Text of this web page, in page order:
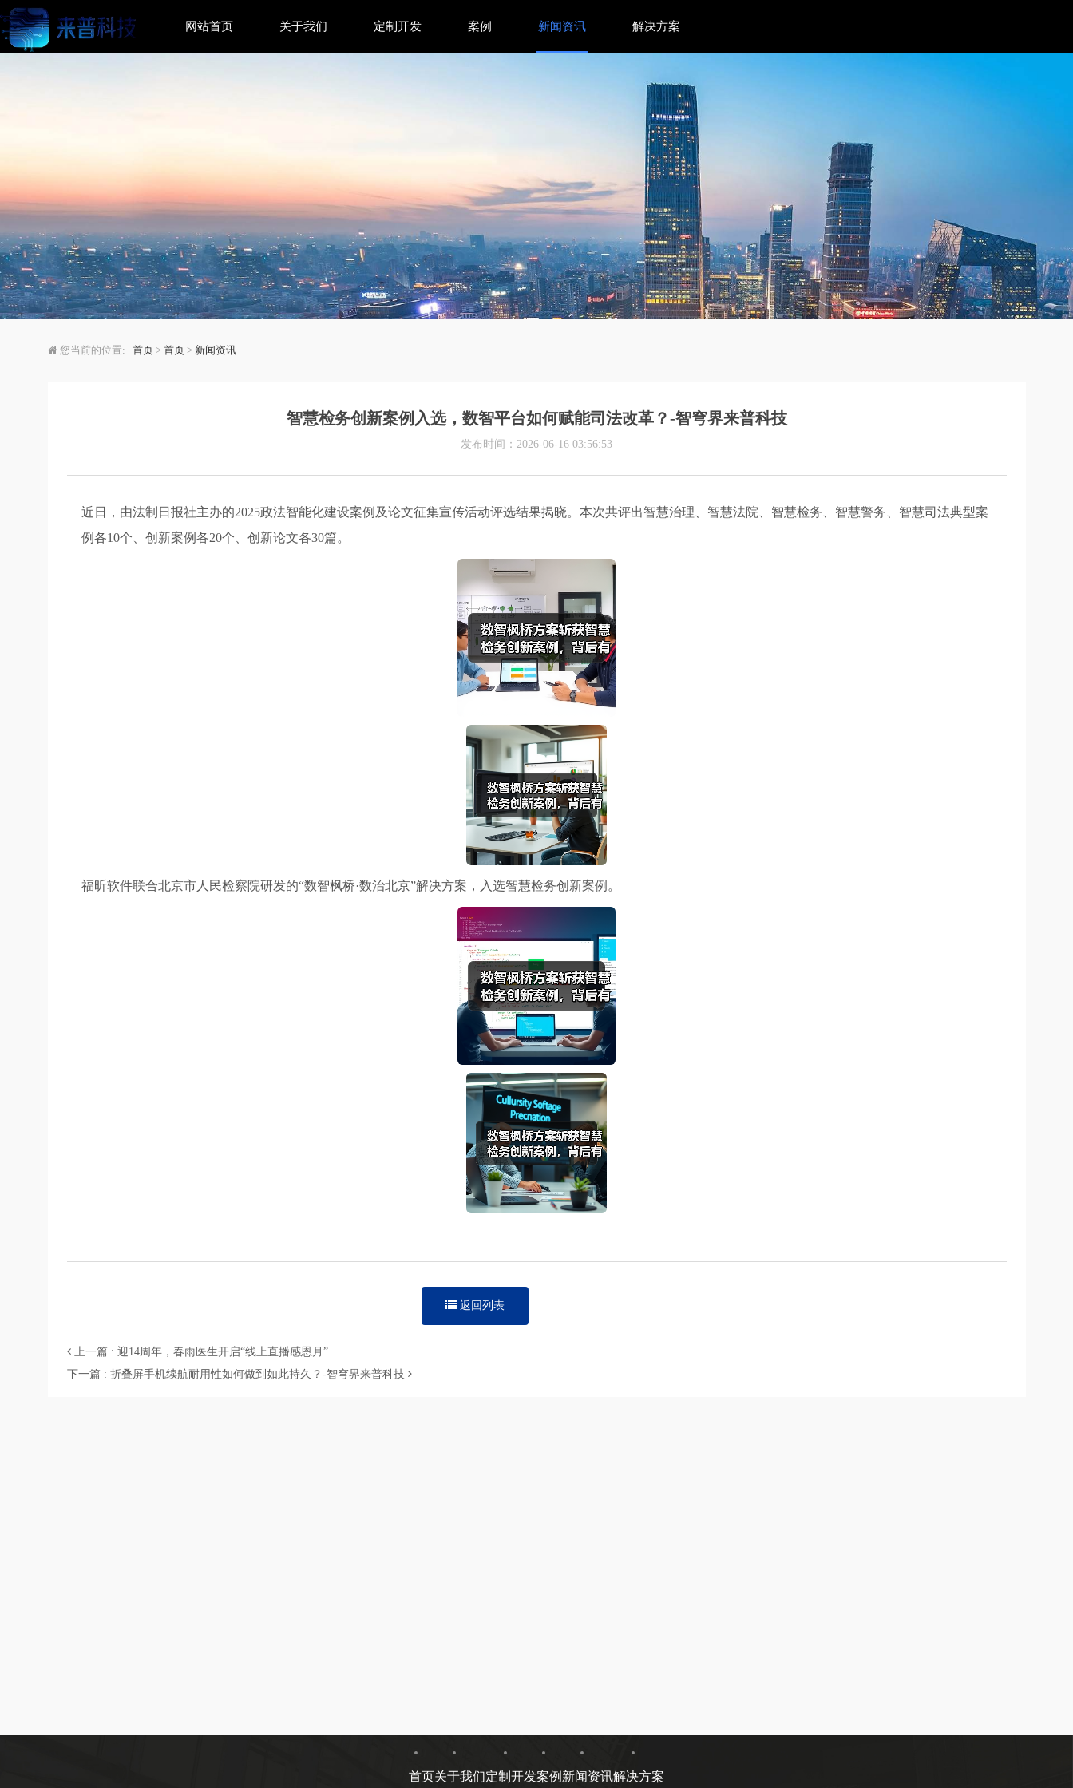
智慧检务创新案例入选，数智平台如何赋能司法改革？-智穹界来普科技
网站首页 关于我们 定制开发 案例 新闻资讯 解决方案
您当前的位置: 首页 > 首页 > 新闻资讯
智慧检务创新案例入选，数智平台如何赋能司法改革？-智穹界来普科技
发布时间：2026-06-16 03:56:53
近日，由法制日报社主办的2025政法智能化建设案例及论文征集宣传活动评选结果揭晓。本次共评出智慧治理、智慧法院、智慧检务、智慧警务、智慧司法典型案
例各10个、创新案例各20个、创新论文各30篇。
福昕软件联合北京市人民检察院研发的“数智枫桥·数治北京”解决方案，入选智慧检务创新案例。
返回列表
上一篇 : 迎14周年，春雨医生开启“线上直播感恩月”
下一篇 : 折叠屏手机续航耐用性如何做到如此持久？-智穹界来普科技
首页关于我们定制开发案例 新闻资讯解决方案